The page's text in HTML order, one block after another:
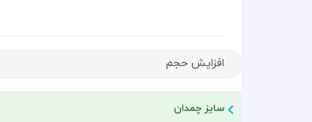
افزایش حجم
سایز چمدان